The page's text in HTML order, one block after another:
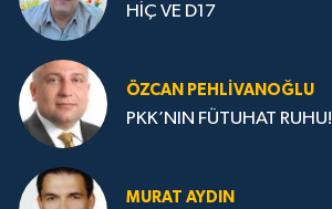
HİÇ VE D17
ÖZCAN PEHLIVANOĞLU
PKK’NIN FÜTUHAT RUHU!
MURAT AYDIN